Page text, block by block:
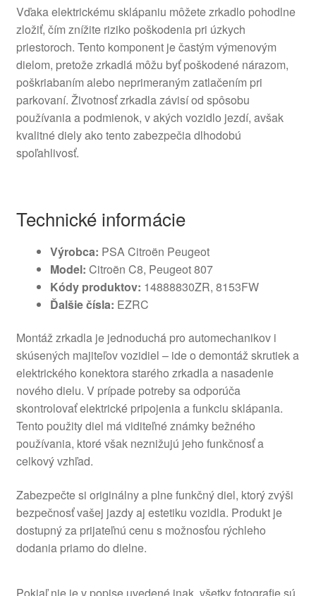
Vďaka elektrickému sklápaniu môžete zrkadlo pohodlne
zložiť, čím znížite riziko poškodenia pri úzkych
priestoroch. Tento komponent je častým výmenovým
dielom, pretože zrkadlá môžu byť poškodené nárazom,
poškriabaním alebo neprimeraným zatlačením pri
parkovaní. Životnosť zrkadla závisí od spôsobu
používania a podmienok, v akých vozidlo jezdí, avšak
kvalitné diely ako tento zabezpečia dlhodobú
spoľahlivosť.
Technické informácie
Výrobca: PSA Citroën Peugeot
Model: Citroën C8, Peugeot 807
Kódy produktov: 14888830ZR, 8153FW
Ďalšie čísla: EZRC
Montáž zrkadla je jednoduchá pro automechanikov i
skúsených majiteľov vozidiel – ide o demontáž skrutiek a
elektrického konektora starého zrkadla a nasadenie
nového dielu. V prípade potreby sa odporúča
skontrolovať elektrické pripojenia a funkciu sklápania.
Tento použity diel má viditeľné známky bežného
používania, ktoré však neznižujú jeho funkčnosť a
celkový vzhľad.
Zabezpečte si originálny a plne funkčný diel, ktorý zvýši
bezpečnosť vašej jazdy aj estetiku vozidla. Produkt je
dostupný za prijateľnú cenu s možnosťou rýchleho
dodania priamo do dielne.
Pokiaľ nie je v popise uvedené inak, všetky fotografie sú